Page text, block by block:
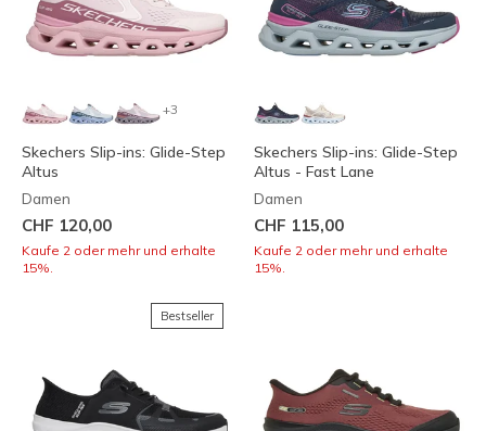
+3
Skechers Slip-ins: Glide-Step
Altus
Damen
CHF 120,00
Kaufe 2 oder mehr und erhalte
15%.
Skechers Slip-ins: Glide-Step
Altus - Fast Lane
Damen
CHF 115,00
Kaufe 2 oder mehr und erhalte
15%.
Bestseller